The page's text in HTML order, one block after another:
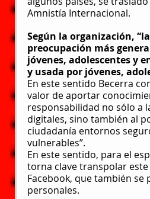
Amnistía Internacional.
Según la organización,
preocupación más
jóvenes, adolescentes y
y usada por jóvenes,
En este sentido Becerra
valor de aportar
responsabilidad no sólo a
digitales, sino también al
ciudadanía entornos
vulnerables”.
En este sentido, para el
torna clave transpolar
Facebook, que también
personales.